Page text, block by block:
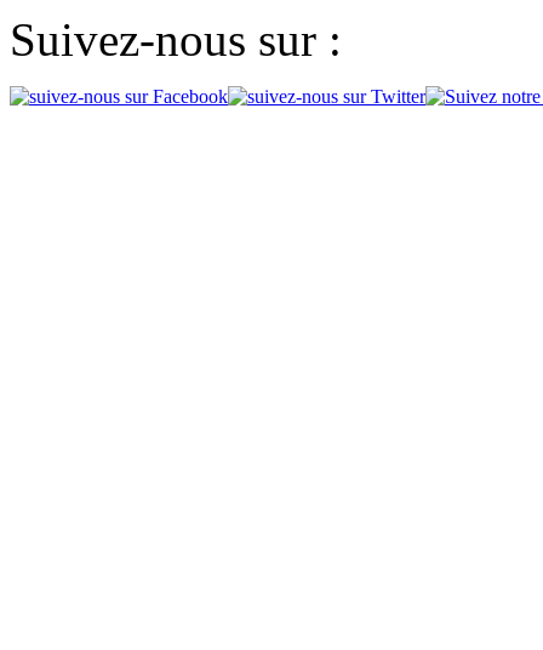
Suivez-nous sur :